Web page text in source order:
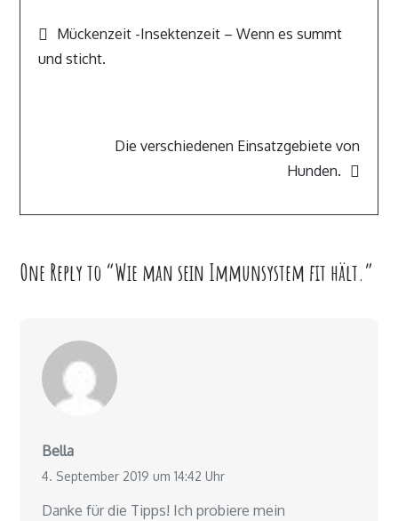
Mückenzeit -Insektenzeit – Wenn es summt
und sticht.
Die verschiedenen Einsatzgebiete von
Hunden.
One Reply to “Wie man sein Immunsystem fit hält.”
Bella
4. September 2019 um 14:42 Uhr
Danke für die Tipps! Ich probiere mein